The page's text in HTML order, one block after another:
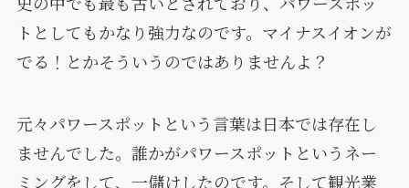
トとしてもかなり強力なのです。マイナスイオンが
でる！とかそういうのではありませんよ？
元々パワースポットという言葉は日本では存在し
ませんでした。誰かがパワースポットというネー
ミングをして、一儲けしたのです。そして観光業